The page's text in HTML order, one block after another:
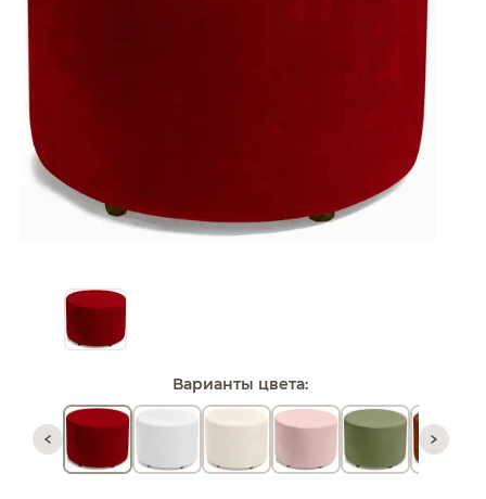
Варианты цвета: